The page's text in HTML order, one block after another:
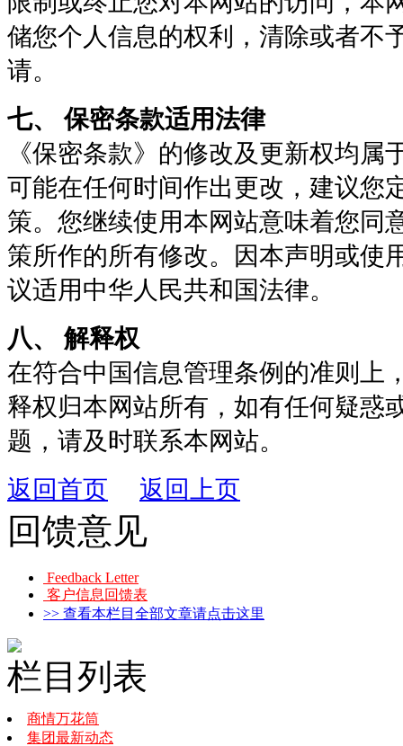
储您个人信息的权利，清除或者不
请。
七、 保密条款适用法律
《保密条款》的修改及更新权均属
可能在任何时间作出更改，建议您
策。您继续使用本网站意味着您同
策所作的所有修改。因本声明或使
议适用中华人民共和国法律。
八、 解释权
在符合中国信息管理条例的准则上
释权归本网站所有，如有任何疑惑
题，请及时联系本网站。
返回首页
返回上页
回馈意见
Feedback Letter
客户信息回馈表
>> 查看本栏目全部文章请点击这里
栏目列表
商情万花筒
集团最新动态